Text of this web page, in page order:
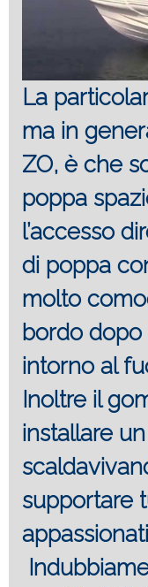
La
ma in
ZO, è che
poppa
l’accesso
di poppa
molto
bordo
intorno al
Inoltre il
installare
supportare